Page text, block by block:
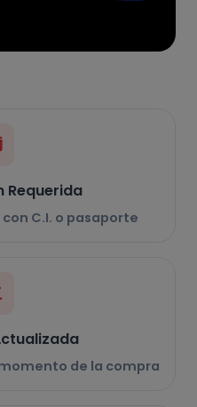
Requerida
C.I. o pasaporte
de la compra